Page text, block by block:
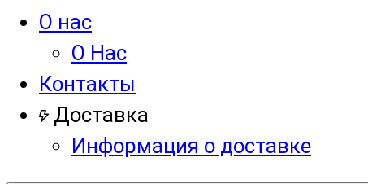
О нас
О Нас
Контакты
Доставка
Информация о доставке